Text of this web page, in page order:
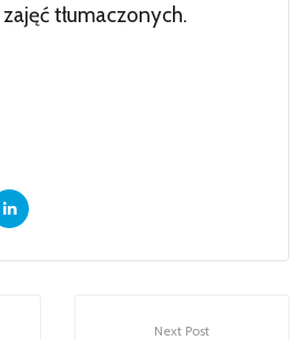
tłumaczonych.
Next Post